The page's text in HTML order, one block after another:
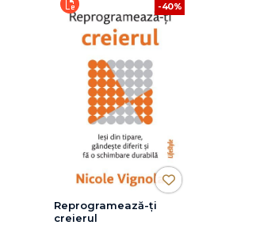
-40%
Reprogramează-ți
creierul